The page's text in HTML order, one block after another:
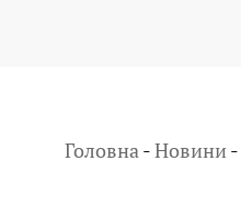
Головна-Новини-